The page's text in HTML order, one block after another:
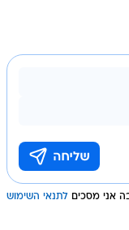
אני מסכים לתנאי השימוש